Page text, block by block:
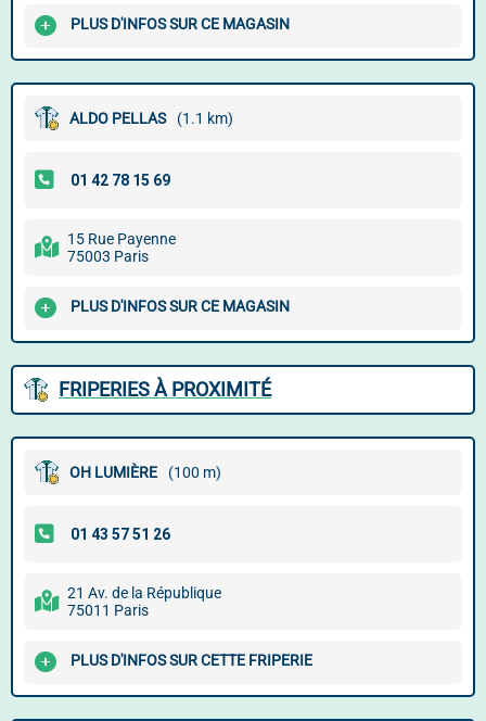
PLUS D'INFOS SUR CE MAGASIN
ALDO PELLAS (1.1 km)
15 Rue Payenne
75003 Paris
PLUS D'INFOS SUR CE MAGASIN
FRIPERIES À PROXIMITÉ
OH LUMIÈRE (100 m)
21 Av. de la République
75011 Paris
PLUS D'INFOS SUR CETTE FRIPERIE